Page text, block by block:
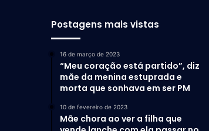
Postagens mais vistas
16 de março de 2023
“Meu coração está partido”, diz
mãe da menina estuprada e
morta que sonhava em ser PM
10 de fevereiro de 2023
Mãe chora ao ver a filha que